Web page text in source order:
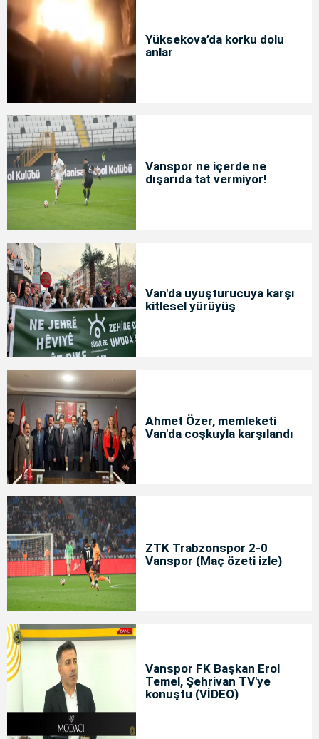
Yüksekova’da korku dolu
anlar
Vanspor ne içerde ne
dışarıda tat vermiyor!
Van'da uyuşturucuya karşı
kitlesel yürüyüş
Ahmet Özer, memleketi
Van'da coşkuyla karşılandı
ZTK Trabzonspor 2-0
Vanspor (Maç özeti izle)
Vanspor FK Başkan Erol
Temel, Şehrivan TV'ye
konuştu (VİDEO)